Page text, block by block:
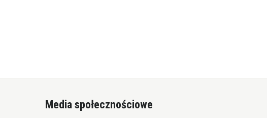
Media społecznościowe